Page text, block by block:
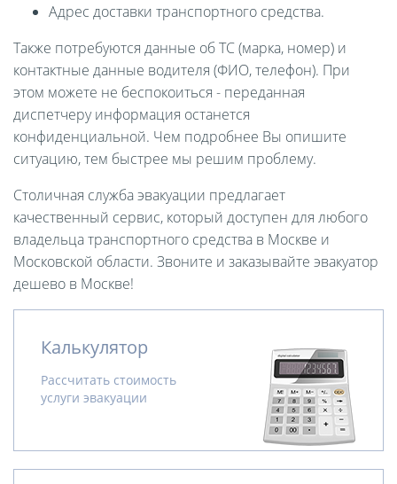
Адрес доставки транспортного средства.
Также потребуются данные об ТС (марка, номер) и
контактные данные водителя (ФИО, телефон). При
этом можете не беспокоиться - переданная
диспетчеру информация останется
конфиденциальной. Чем подробнее Вы опишите
ситуацию, тем быстрее мы решим проблему.
Столичная служба эвакуации предлагает
качественный сервис, который доступен для любого
владельца транспортного средства в Москве и
Московской области. Звоните и заказывайте эвакуатор
дешево в Москве!
Калькулятор
Рассчитать стоимость
услуги эвакуации